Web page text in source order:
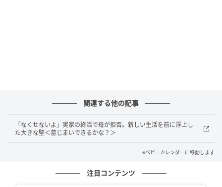
関連する他の記事
「なくせないよ」実家の終活で母が拒否。新しい生活を前に浮上し
た大きな壁＜墓じまいできるかな？＞
※ベビーカレンダーに移動します
注目コンテンツ